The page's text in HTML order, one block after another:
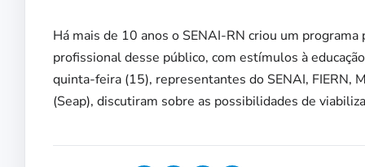
Há mais de 10 anos o SENAI-RN criou um
profissional desse público, com estímulos à
quinta-feira (15), representantes do SENAI, FIERN,
(Seap), discutiram sobre as possibilidades de